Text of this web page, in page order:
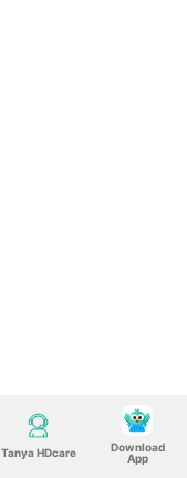
Tanya HDcare
Download
App